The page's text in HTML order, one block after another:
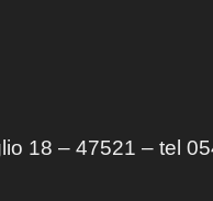
18 – 47521 – tel